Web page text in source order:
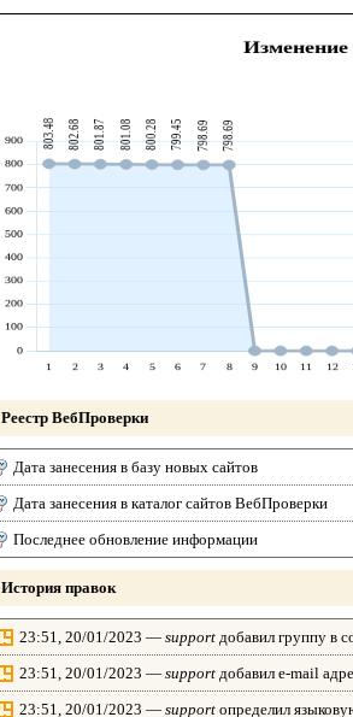
Реестр ВебПроверки
Дата занесения в базу новых сайтов
Дата занесения в каталог сайтов ВебПроверки
Последнее обновление информации
История правок
23:51, 20/01/2023 — support добавил группу в
23:51, 20/01/2023 — support добавил e-mail
23:51, 20/01/2023 — support определил